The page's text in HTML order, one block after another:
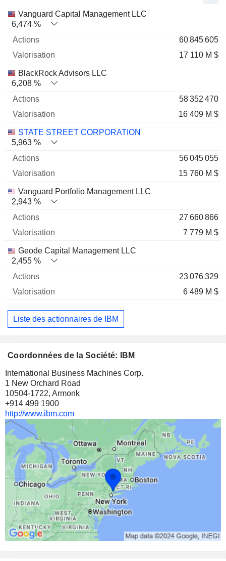
Nom Actions % Valorisation
Vanguard Capital Management LLC
6,474 %
60 845 605
17 110 M $
BlackRock Advisors LLC
6,208 %
58 352 470
16 409 M $
STATE STREET CORPORATION
5,963 %
56 045 055
15 760 M $
Vanguard Portfolio Management LLC
2,943 %
27 660 866
7 779 M $
Geode Capital Management LLC
2,455 %
23 076 329
6 489 M $
Liste des actionnaires de IBM
Coordonnées de la Société: IBM
International Business Machines Corp.
1 New Orchard Road
10504-1722, Armonk
+914 499 1900
http://www.ibm.com